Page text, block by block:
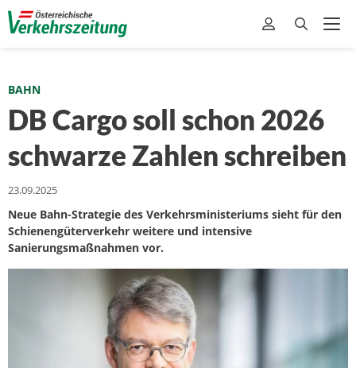
BAHN
DB Cargo soll schon 2026
schwarze Zahlen schreiben
23.09.2025
Neue Bahn-Strategie des Verkehrsministeriums sieht für den
Schienengüterverkehr weitere und intensive
Sanierungsmaßnahmen vor.